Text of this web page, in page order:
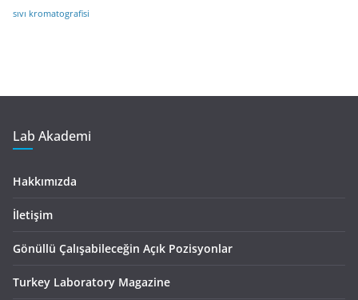
sıvı kromatografisi
Lab Akademi
Hakkımızda
İletişim
Gönüllü Çalışabileceğin Açık Pozisyonlar
Turkey Laboratory Magazine